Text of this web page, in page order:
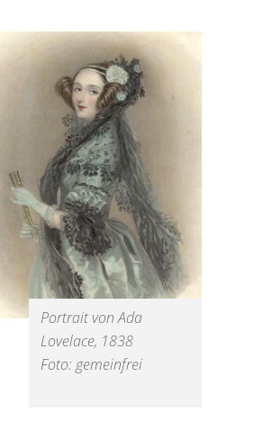
Portrait von Ada
Lovelace, 1838
Foto: gemeinfrei